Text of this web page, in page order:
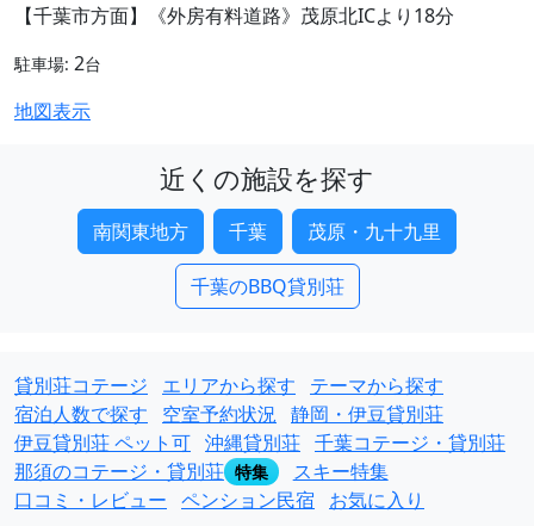
【千葉市方面】《外房有料道路》茂原北ICより18分
駐車場: 2台
地図表示
近くの施設を探す
南関東地方 千葉 茂原・九十九里
千葉のBBQ貸別荘
貸別荘コテージ エリアから探す
テーマから探す
宿泊人数で探す
空室予約状況 静岡・伊豆貸別荘
伊豆貸別荘 ペット可 沖縄貸別荘 千葉コテージ・貸別荘
那須のコテージ・貸別荘 特集
スキー特集
口コミ・レビュー ペンション民宿 お気に入り